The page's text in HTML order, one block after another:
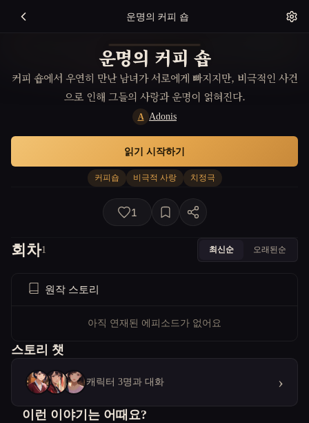
운명의 커피 숍
운명의 커피 숍
커피 숍에서 우연히 만난 남녀가 서로에게 빠지지만, 비극적인 사건
으로 인해 그들의 사랑과 운명이 얽혀진다.
A Adonis
커피숍 비극적 사랑 치정극
읽기 시작하기
1
회차1 최신순 오래된순
원작 스토리
아직 연재된 에피소드가 없어요
스토리 챗
캐릭터 3명과 대화 ›
이런 이야기는 어때요?